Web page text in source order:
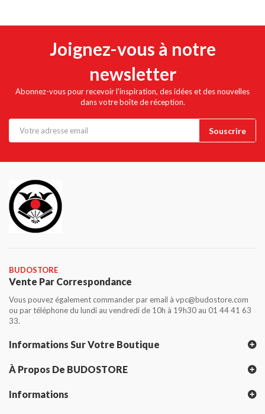
Joignez-vous à notre
newsletter
Abonnez-vous pour recevoir l'inspiration, des idées et des nouvelles
dans votre boîte de réception.
BUDOSTORE
Vente Par Correspondance
Vous pouvez également commander par email à vpc@budostore.com
ou par téléphone du lundi au vendredi de 10h à 19h30 au 01 44 41 63
33.
Informations Sur Votre Boutique
À Propos De BUDOSTORE
Informations